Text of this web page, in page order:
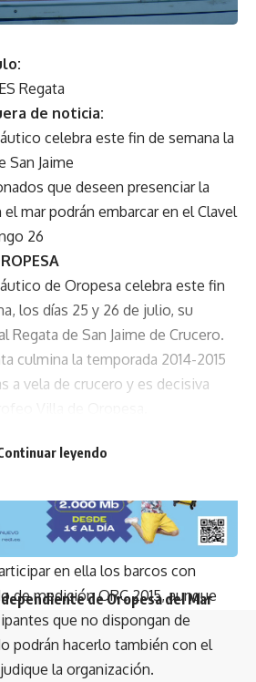
Regata
de noticia:
celebra este fin de semana la
San Jaime
que deseen presenciar la
el mar podrán embarcar en el Clavel
26
de Oropesa celebra este fin
los días 25 y 26 de julio, su
Regata de San Jaime de Crucero.
culmina la temporada 2014-2015
a vela de crucero y es decisiva
en ella los barcos con
de medición ORC 2015, aunque
que no dispongan de
podrán hacerlo también con el
la organización.
leyendo
de Oropesa del Mar